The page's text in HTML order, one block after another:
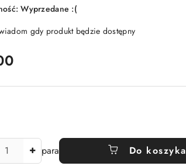
Wyprzedane :(
gdy produkt będzie dostępny
para Do koszyka